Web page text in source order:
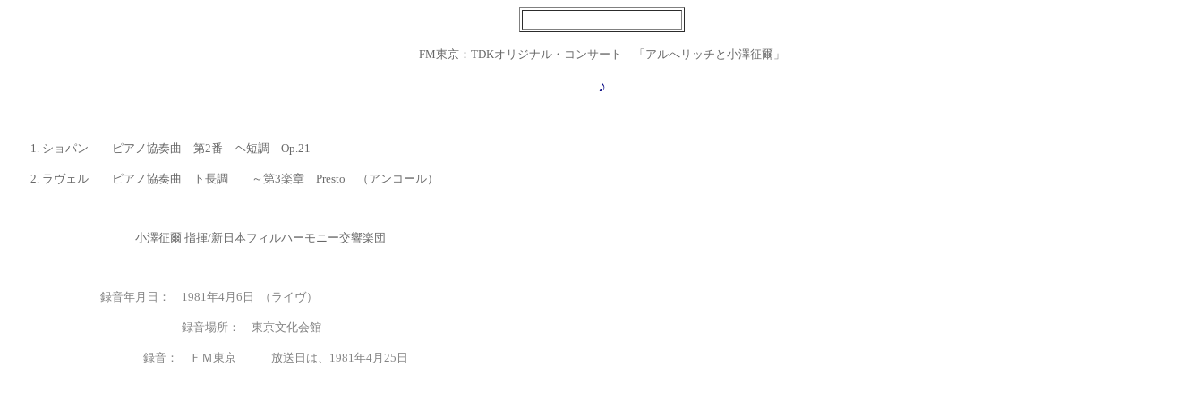
FM東京：TDKオリジナル・コンサート 「アルへリッチと小澤征爾」
♪
1. ショパン ピアノ協奏曲 第2番 ヘ短調 Op.21
2. ラヴェル ピアノ協奏曲 ト長調 ～第3楽章 Presto （アンコール）
小澤征爾 指揮/新日本フィルハーモニー交響楽団
録音年月日： 1981年4月6日 （ライヴ）
録音場所： 東京文化会館
録音： ＦＭ東京 放送日は、1981年4月25日